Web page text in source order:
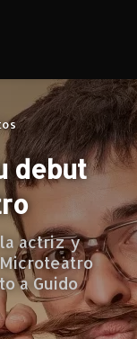
debut
actriz y
a Guido